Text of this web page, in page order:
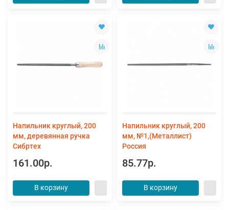
Напильник круглый, 200
мм, деревянная ручка
Сибртех
161.00р.
В корзину
Напильник круглый, 200
мм, №1,(Металлист)
Россия
85.77р.
В корзину